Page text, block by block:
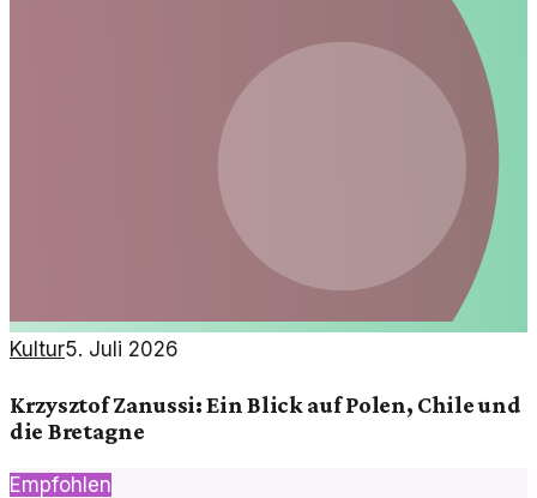
Kultur5. Juli 2026
Krzysztof Zanussi: Ein Blick auf Polen, Chile und
die Bretagne
Empfohlen